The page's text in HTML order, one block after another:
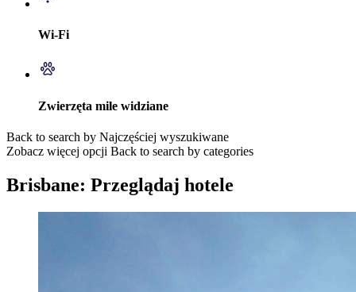
Wi-Fi
Zwierzęta mile widziane
Back to search by Najczęściej wyszukiwane
Zobacz więcej opcji Back to search by categories
Brisbane: Przeglądaj hotele